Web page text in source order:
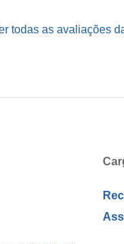
todas as avaliações